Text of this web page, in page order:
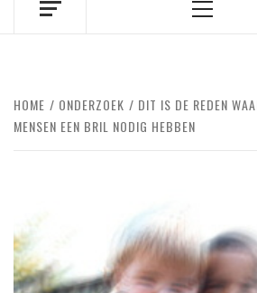
Primair
HOME ONDERZOEK
DIT IS DE REDEN
MENSEN EEN BRIL NODIG HEBBEN